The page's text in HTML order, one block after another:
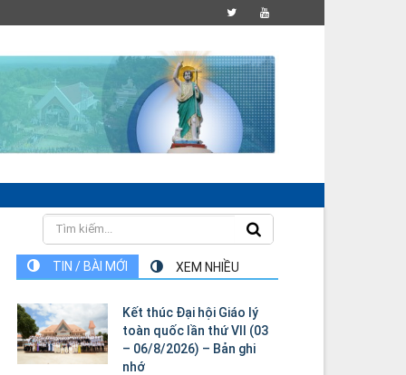
TIN / BÀI MỚI XEM NHIỀU
Kết thúc Đại hội Giáo lý
toàn quốc lần thứ VII (03
– 06/8/2026) – Bản ghi
nhớ